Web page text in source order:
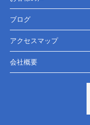
ブログ
アクセスマップ
会社概要